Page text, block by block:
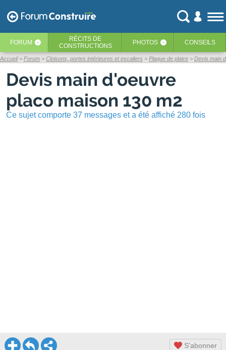
FORUM ‹ RÉCITS DE
CONSTRUCTIONS
PHOTOS ‹ CONSEILS
Accueil Forum Cloisons, portes intérieures et escaliers Plaque de platre Devis main
Devis main d'oeuvre
placo maison 130 m2
Ce sujet comporte 37 messages et a été affiché 280 fois
S'abonner